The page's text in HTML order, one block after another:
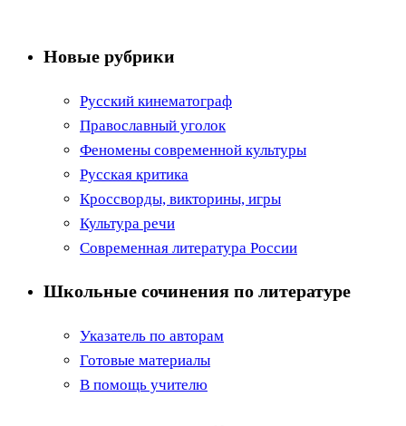
Новые рубрики
Русский кинематограф
Православный уголок
Феномены современной культуры
Русская критика
Кроссворды, викторины, игры
Культура речи
Современная литература России
Школьные сочинения по литературе
Указатель по авторам
Готовые материалы
В помощь учителю